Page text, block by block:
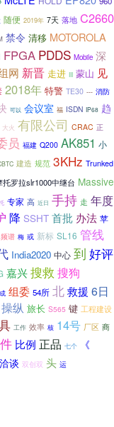
随便 2019年 7天 落地 C2660
禁令 清移 MOTOROLA
FPGA PDDS Mobile 深
网 新晋 走进 III 蒙山 见
2018年 特警 TE30 --- 消防
可以 会议室 福 ISDN IP68 趋
大火 有限公司 CRAC 正
员 福建 Q200 AK851 小
建造 规范 3KHz Trunked
托罗拉slr1000中继台 Massive
专家 高 近日 手持 走 年度
降 SSHT 首批 办法 苹
频谱 梅 或 新标 SL16 管线
India2020 中心 到 好评
嘉兴搜救 搜狗
组委 54所 北救援 6日
操纵 旅长 S565 键 工程建设
工作 效率 核 14号 厂区 商
比例 正品 七个 《
洽谈 双创双 头 运